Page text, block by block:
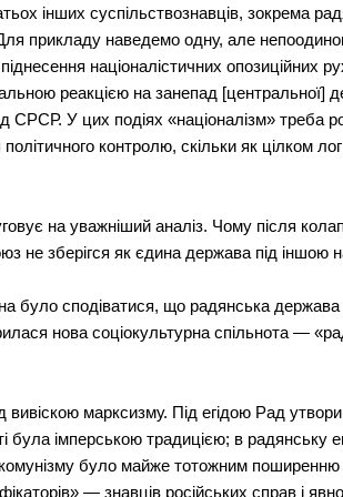
інших суспільствознавців, зокрема
Для прикладу наведемо одну, але
націоналістичних опозиційних
реакцією на занепад
СРСР. У цих подіях «націоналізм» треба
контролю, скільки як цілком
на уважніший аналіз. Чому після
не зберігся як єдина держава під іншою
було сподіватися, що радянська
нова соціокультурна спільнота —
марксизму. Під егідою Рад
була імперською традицією; в радянську
було майже тотожним
— знавців російських справ і